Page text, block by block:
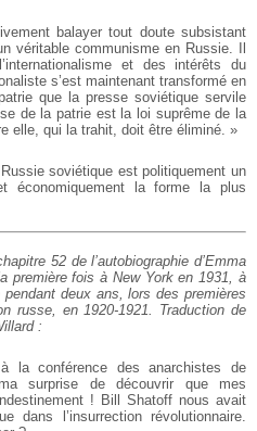
balayer tout doute subsistant
véritable communisme en Russie. Il
et des intérêts du
s’est maintenant transformé en
que la presse soviétique servile
de la patrie est la loi suprême de la
elle, qui la trahit, doit être éliminé. »
soviétique est politiquement un
économiquement la forme la plus
52 de l’autobiographie d’Emma
première fois à New York en 1931, à
deux ans, lors des premières
russe, en 1920-1921. Traduction de
:
la conférence des anarchistes de
surprise de découvrir que mes
! Bill Shatoff nous avait
dans l’insurrection révolutionnaire.